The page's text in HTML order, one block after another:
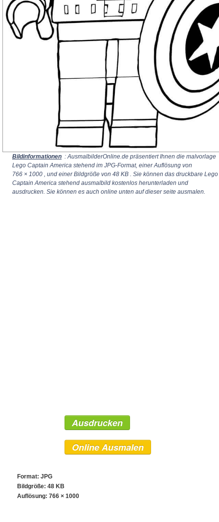
Bildinformationen : AusmalbilderOnline.de präsentiert Ihnen die malvorlage
Lego Captain America stehend im JPG-Format, einer Auflösung von
766 × 1000 , und einer Bildgröße von 48 KB . Sie können das druckbare Lego
Captain America stehend ausmalbild kostenlos herunterladen und
ausdrucken. Sie können es auch online unten auf dieser seite ausmalen.
Ausdrucken
Online Ausmalen
Format: JPG
Bildgröße: 48 KB
Auflösung: 766 × 1000